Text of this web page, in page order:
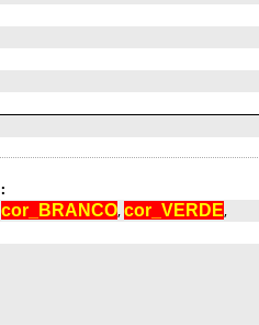
:
cor_BRANCO,cor_VERDE,